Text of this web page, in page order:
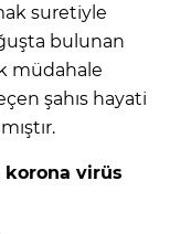
suretiyle
bulunan
müdahale
şahıs hayati
korona virüs